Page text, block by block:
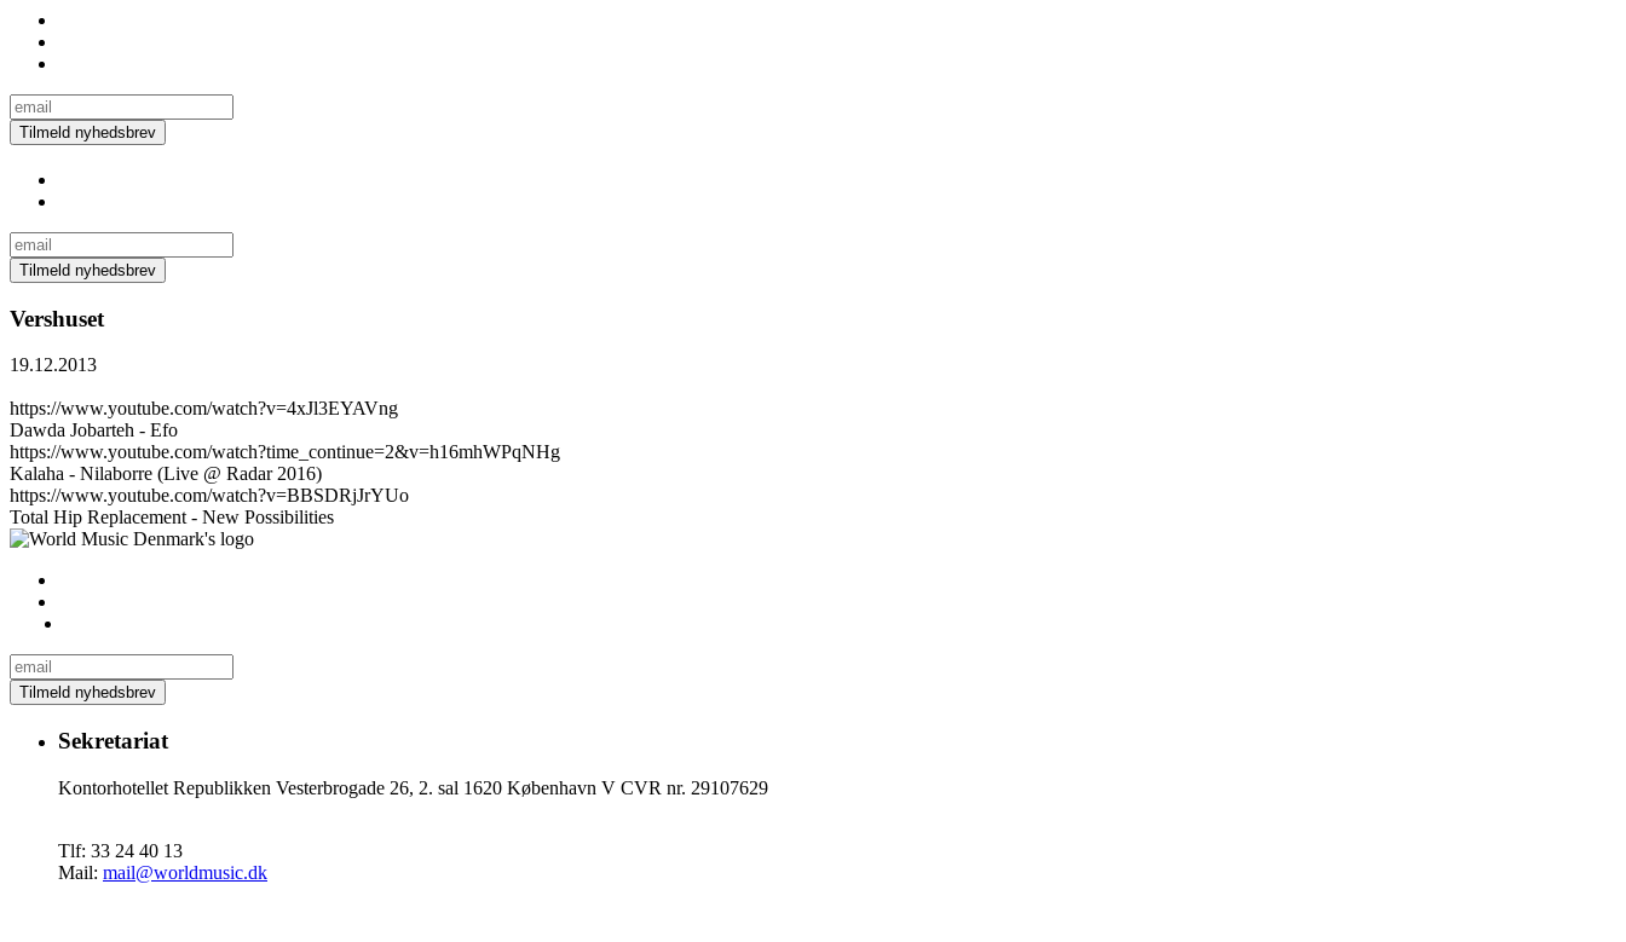
Vershuset
19.12.2013
https://www.youtube.com/watch?v=4xJl3EYAVng
Dawda Jobarteh - Efo
https://www.youtube.com/watch?time_continue=2&v=h16mhWPqNHg
Kalaha - Nilaborre (Live @ Radar 2016)
https://www.youtube.com/watch?v=BBSDRjJrYUo
Total Hip Replacement - New Possibilities
Sekretariat
Kontorhotellet Republikken Vesterbrogade 26, 2. sal 1620 København V CVR nr. 29107629
Tlf: 33 24 40 13
Mail: mail@worldmusic.dk